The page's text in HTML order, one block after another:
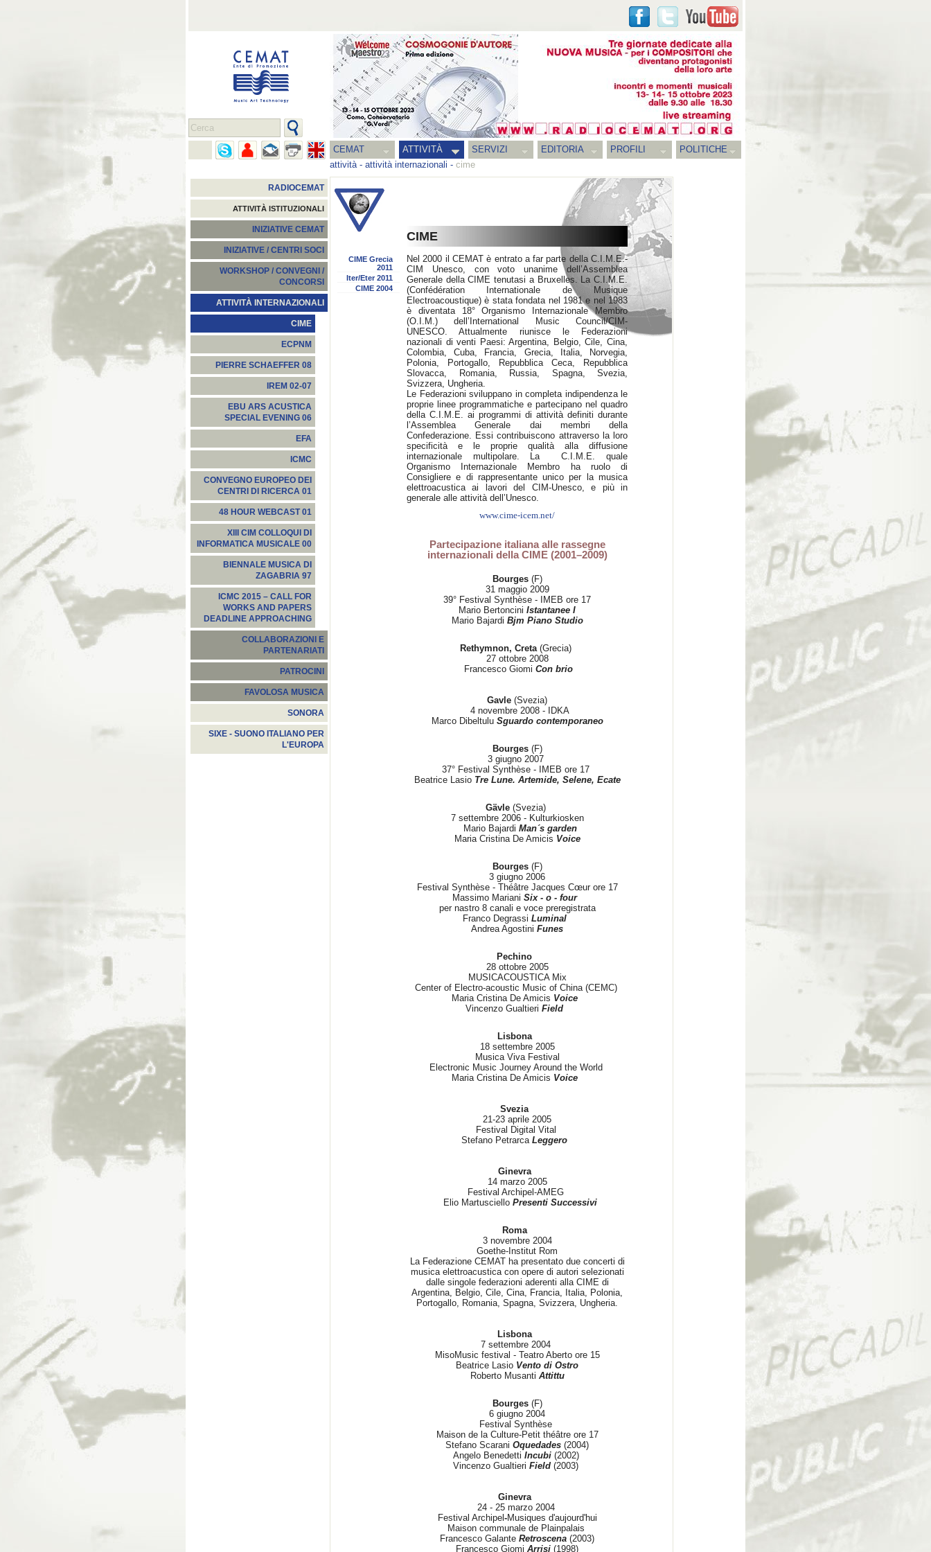
CEMAT ATTIVITÀ SERVIZI EDITORIA PROFILI
POLITICHE
attività- attività internazionali - cime
RADIOCEMAT
ATTIVITÀ ISTITUZIONALI
INIZIATIVE CEMAT
INIZIATIVE / CENTRI SOCI
WORKSHOP / CONVEGNI /
CONCORSI
ATTIVITÀ INTERNAZIONALI
CIME
ECPNM
PIERRE SCHAEFFER 08
IREM 02-07
EBU ARS ACUSTICA
SPECIAL EVENING 06
EFA
ICMC
CONVEGNO EUROPEO DEI
CENTRI DI RICERCA 01
48 HOUR WEBCAST 01
XIII CIM COLLOQUI DI
INFORMATICA MUSICALE 00
BIENNALE MUSICA DI
ZAGABRIA 97
ICMC 2015 – CALL FOR
WORKS AND PAPERS
DEADLINE APPROACHING
COLLABORAZIONI E
PARTENARIATI
PATROCINI
FAVOLOSA MUSICA
SONORA
SIXE - SUONO ITALIANO PER
L'EUROPA
CIME Grecia
2011
Iter/Eter 2011
CIME 2004
CIME
Nel 2000 il CEMAT è entrato a far parte della C.I.M.E.-
CIM Unesco, con voto unanime dell’Assemblea
Generale della CIME tenutasi a Bruxelles. La C.I.M.E.
(Confédération Internationale de Musique
Electroacoustique) è stata fondata nel 1981 e nel 1983
è diventata 18° Organismo Internazionale Membro
(O.I.M.) dell’International Music Council/CIM-
UNESCO. Attualmente riunisce le Federazioni
nazionali di venti Paesi: Argentina, Belgio, Cile, Cina,
Colombia, Cuba, Francia, Grecia, Italia, Norvegia,
Polonia, Portogallo, Repubblica Ceca, Repubblica
Slovacca, Romania, Russia, Spagna, Svezia,
Svizzera, Ungheria.
Le Federazioni sviluppano in completa indipendenza le
proprie linee programmatiche e partecipano nel quadro
della C.I.M.E. ai programmi di attività definiti durante
l’Assemblea Generale dai membri della
Confederazione. Essi contribuiscono attraverso la loro
specificità e le proprie qualità alla diffusione
internazionale multipolare. La C.I.M.E. quale
Organismo Internazionale Membro ha ruolo di
Consigliere e di rappresentante unico per la musica
elettroacustica ai lavori del CIM-Unesco, e più in
generale alle attività dell’Unesco.
www.cime-icem.net/
Partecipazione italiana alle rassegne
internazionali della CIME (2001–2009)
Bourges (F)
31 maggio 2009
39° Festival Synthèse - IMEB ore 17
Mario Bertoncini Istantanee I
Mario Bajardi Bjm Piano Studio
Rethymnon, Creta (Grecia)
27 ottobre 2008
Francesco Giomi Con brio
Gavle (Svezia)
4 novembre 2008 - IDKA
Marco Dibeltulu Sguardo contemporaneo
Bourges(F)
3 giugno 2007
37° Festival Synthèse - IMEB ore 17
Beatrice Lasio Tre Lune. Artemide, Selene, Ecate
Gävle (Svezia)
7 settembre 2006 - Kulturkiosken
Mario Bajardi Man´s garden
Maria Cristina De Amicis Voice
Bourges (F)
3 giugno 2006
Festival Synthèse - Théâtre Jacques Cœur ore 17
Massimo Mariani Six - o - four
per nastro 8 canali e voce preregistrata
Franco Degrassi Luminal
Andrea Agostini Funes
Pechino
28 ottobre 2005
MUSICACOUSTICA Mix
Center of Electro-acoustic Music of China (CEMC)
Maria Cristina De Amicis Voice
Vincenzo Gualtieri Field
Lisbona
18 settembre 2005
Musica Viva Festival
Electronic Music Journey Around the World
Maria Cristina De Amicis Voice
Svezia
21-23 aprile 2005
Festival Digital Vital
Stefano Petrarca Leggero
Ginevra
14 marzo 2005
Festival Archipel-AMEG
Elio Martusciello Presenti Successivi
Roma
3 novembre 2004
Goethe-Institut Rom
La Federazione CEMAT ha presentato due concerti di
musica elettroacustica con opere di autori selezionati
dalle singole federazioni aderenti alla CIME di
Argentina, Belgio, Cile, Cina, Francia, Italia, Polonia,
Portogallo, Romania, Spagna, Svizzera, Ungheria.
Lisbona
7 settembre 2004
MisoMusic festival - Teatro Aberto ore 15
Beatrice Lasio Vento di Ostro
Roberto Musanti Attittu
Bourges(F)
6 giugno 2004
Festival Synthèse
Maison de la Culture-Petit théâtre ore 17
Stefano Scarani Oquedades (2004)
Angelo Benedetti Incubi(2002)
Vincenzo Gualtieri Field (2003)
Ginevra
24 - 25 marzo 2004
Festival Archipel -Musiques d'aujourd'hui
Maison communale de Plainpalais
Francesco Galante Retroscena (2003)
Francesco Giomi Arrisi (1998)